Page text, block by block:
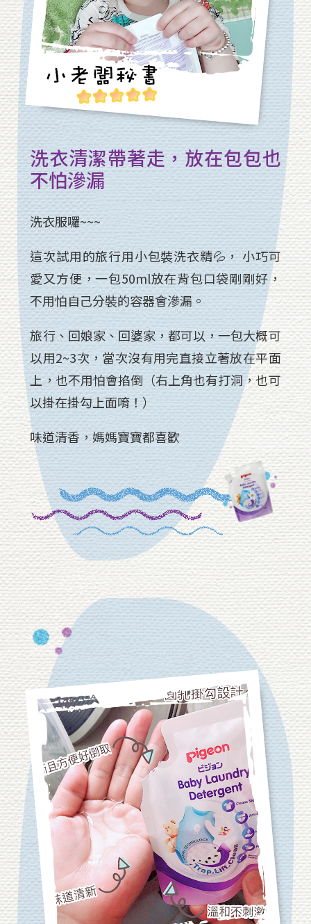
洗衣清潔帶著走，放在包包也
不怕滲漏
洗衣服囉~~~
這次試用的旅行用小包裝洗衣精💦， 小巧可
愛又方便，一包50ml放在背包口袋剛剛好，
不用怕自己分裝的容器會滲漏。
旅行、回娘家、回婆家，都可以，一包大概可
以用2~3次，當次沒有用完直接立著放在平面
上，也不用怕會掐倒（右上角也有打洞，也可
以掛在掛勾上面唷！）
味道清香，媽媽寶寶都喜歡